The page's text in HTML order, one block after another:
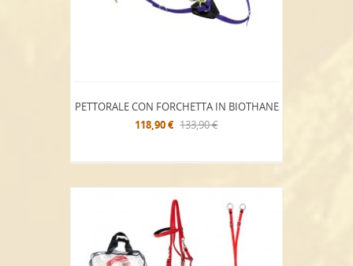
PETTORALE CON FORCHETTA IN BIOTHANE
118,90 € 133,90 €